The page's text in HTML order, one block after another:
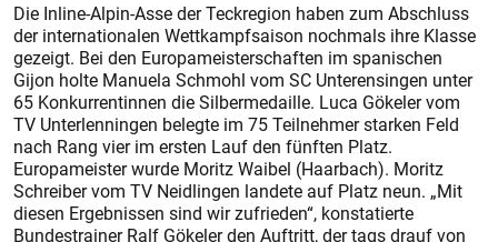
Die Inline-Alpin-Asse der Teckregion haben zum Abschluss
der internationalen Wettkampfsaison nochmals ihre Klasse
gezeigt. Bei den Europameisterschaften im spanischen
Gijon holte Manuela Schmohl vom SC Unterensingen unter
65 Konkurrentinnen die Silbermedaille. Luca Gökeler vom
TV Unterlenningen belegte im 75 Teilnehmer starken Feld
nach Rang vier im ersten Lauf den fünften Platz.
Europameister wurde Moritz Waibel (Haarbach). Moritz
Schreiber vom TV Neidlingen landete auf Platz neun. „Mit
diesen Ergebnissen sind wir zufrieden“, konstatierte
Bundestrainer Ralf Gökeler den Auftritt, der tags drauf von